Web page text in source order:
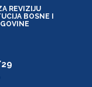
REVIZIJU
BOSNE I